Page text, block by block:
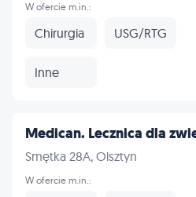
W ofercie m.in.:
Chirurgia USG/RTG
Inne
Medican. Lecznica dla
Smętka 28A, Olsztyn
W ofercie m.in.: